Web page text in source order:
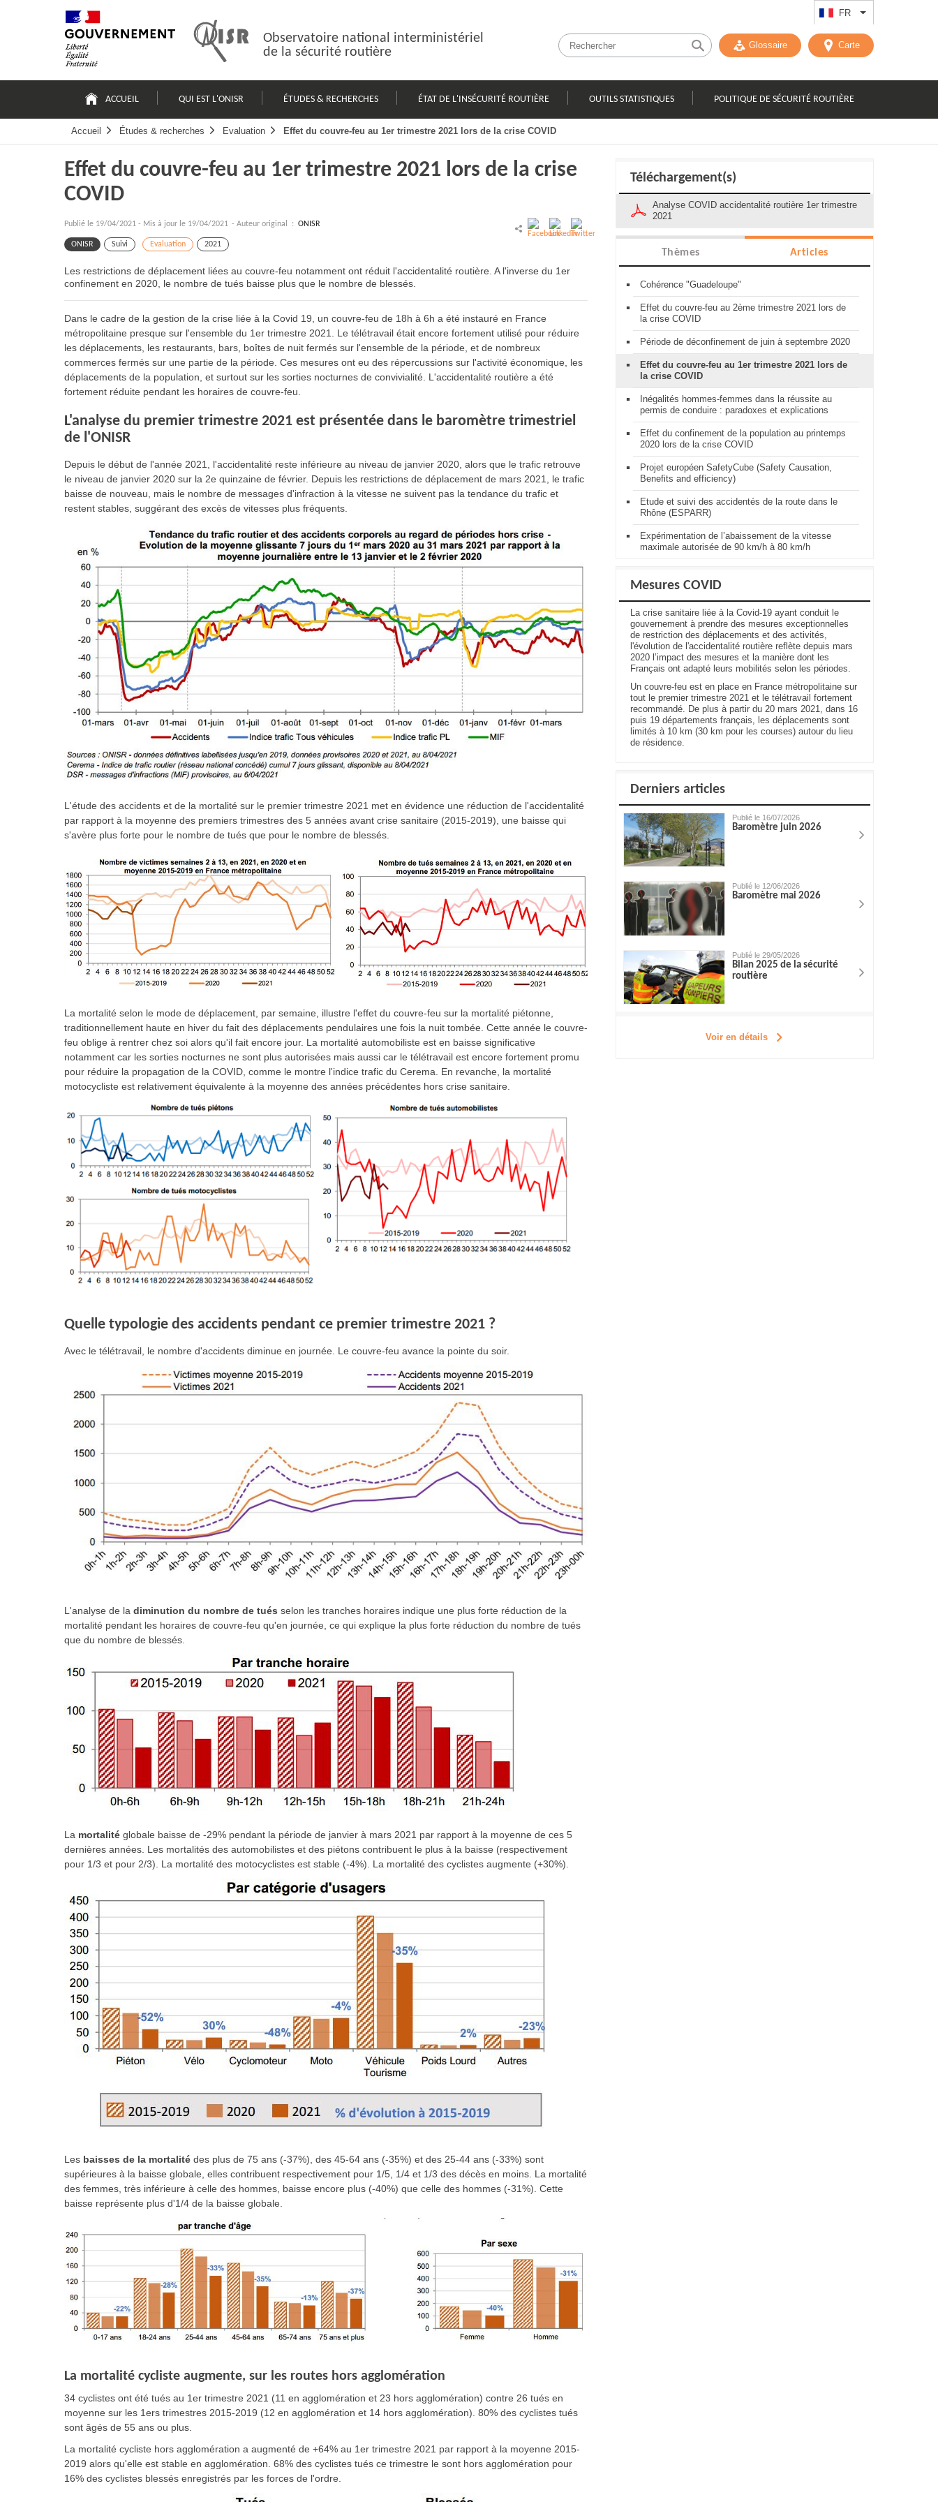
FR Lister les actions
Observatoire national interministériel
de la sécurité routière
Glossaire Carte
principale
ACCUEIL QUI EST L'ONISR ÉTUDES & RECHERCHES ÉTAT DE L'INSÉCURITÉ ROUTIÈRE OUTILS STATISTIQUES POLITIQUE DE SÉCURITÉ ROUTIÈRE
Accueil Études & recherches Evaluation Effet du couvre-feu au 1er trimestre 2021 lors de la crise COVID
Effet du couvre-feu au 1er trimestre 2021 lors de la crise
COVID
Publié le 19/04/2021 - Mis à jour le 19/04/2021 - Auteur original : ONISR
ONISR Suivi Evaluation 2021
Les restrictions de déplacement liées au couvre-feu notamment ont réduit l'accidentalité routière. A l'inverse du 1er
confinement en 2020, le nombre de tués baisse plus que le nombre de blessés.
Dans le cadre de la gestion de la crise liée à la Covid 19, un couvre-feu de 18h à 6h a été instauré en France
métropolitaine presque sur l'ensemble du 1er trimestre 2021. Le télétravail était encore fortement utilisé pour réduire
les déplacements, les restaurants, bars, boîtes de nuit fermés sur l'ensemble de la période, et de nombreux
commerces fermés sur une partie de la période. Ces mesures ont eu des répercussions sur l'activité économique, les
déplacements de la population, et surtout sur les sorties nocturnes de convivialité. L'accidentalité routière a été
fortement réduite pendant les horaires de couvre-feu.
L'analyse du premier trimestre 2021 est présentée dans le baromètre trimestriel
de l'ONISR
Depuis le début de l'année 2021, l'accidentalité reste inférieure au niveau de janvier 2020, alors que le trafic retrouve
le niveau de janvier 2020 sur la 2e quinzaine de février. Depuis les restrictions de déplacement de mars 2021, le trafic
baisse de nouveau, mais le nombre de messages d'infraction à la vitesse ne suivent pas la tendance du trafic et
restent stables, suggérant des excès de vitesses plus fréquents.
L'étude des accidents et de la mortalité sur le premier trimestre 2021 met en évidence une réduction de l'accidentalité
par rapport à la moyenne des premiers trimestres des 5 années avant crise sanitaire (2015-2019), une baisse qui
s'avère plus forte pour le nombre de tués que pour le nombre de blessés.
La mortalité selon le mode de déplacement, par semaine, illustre l'effet du couvre-feu sur la mortalité piétonne,
traditionnellement haute en hiver du fait des déplacements pendulaires une fois la nuit tombée. Cette année le couvre-
feu oblige à rentrer chez soi alors qu'il fait encore jour. La mortalité automobiliste est en baisse significative
notamment car les sorties nocturnes ne sont plus autorisées mais aussi car le télétravail est encore fortement promu
pour réduire la propagation de la COVID, comme le montre l'indice trafic du Cerema. En revanche, la mortalité
motocycliste est relativement équivalente à la moyenne des années précédentes hors crise sanitaire.
Quelle typologie des accidents pendant ce premier trimestre 2021 ?
Avec le télétravail, le nombre d'accidents diminue en journée. Le couvre-feu avance la pointe du soir.
L'analyse de la diminution du nombre de tués selon les tranches horaires indique une plus forte réduction de la
mortalité pendant les horaires de couvre-feu qu'en journée, ce qui explique la plus forte réduction du nombre de tués
que du nombre de blessés.
La mortalité globale baisse de -29% pendant la période de janvier à mars 2021 par rapport à la moyenne de ces 5
dernières années. Les mortalités des automobilistes et des piétons contribuent le plus à la baisse (respectivement
pour 1/3 et pour 2/3). La mortalité des motocyclistes est stable (-4%). La mortalité des cyclistes augmente (+30%).
Les baisses de la mortalité des plus de 75 ans (-37%), des 45-64 ans (-35%) et des 25-44 ans (-33%) sont
supérieures à la baisse globale, elles contribuent respectivement pour 1/5, 1/4 et 1/3 des décès en moins. La mortalité
des femmes, très inférieure à celle des hommes, baisse encore plus (-40%) que celle des hommes (-31%). Cette
baisse représente plus d'1/4 de la baisse globale.
La mortalité cycliste augmente, sur les routes hors agglomération
34 cyclistes ont été tués au 1er trimestre 2021 (11 en agglomération et 23 hors agglomération) contre 26 tués en
moyenne sur les 1ers trimestres 2015-2019 (12 en agglomération et 14 hors agglomération). 80% des cyclistes tués
sont âgés de 55 ans ou plus.
La mortalité cycliste hors agglomération a augmenté de +64% au 1er trimestre 2021 par rapport à la moyenne 2015-
2019 alors qu'elle est stable en agglomération. 68% des cyclistes tués ce trimestre le sont hors agglomération pour
16% des cyclistes blessés enregistrés par les forces de l'ordre.
Téléchargement(s)
Analyse COVID accidentalité routière 1er trimestre
2021
Thèmes Articles
Cohérence "Guadeloupe"
Effet du couvre-feu au 2ème trimestre 2021 lors de
la crise COVID
Période de déconfinement de juin à septembre 2020
Effet du couvre-feu au 1er trimestre 2021 lors de
la crise COVID
Inégalités hommes-femmes dans la réussite au
permis de conduire : paradoxes et explications
Effet du confinement de la population au printemps
2020 lors de la crise COVID
Projet européen SafetyCube (Safety Causation,
Benefits and efficiency)
Etude et suivi des accidentés de la route dans le
Rhône (ESPARR)
Expérimentation de l’abaissement de la vitesse
maximale autorisée de 90 km/h à 80 km/h
Mesures COVID
La crise sanitaire liée à la Covid-19 ayant conduit le
gouvernement à prendre des mesures exceptionnelles
de restriction des déplacements et des activités,
l'évolution de l'accidentalité routière reflète depuis mars
2020 l’impact des mesures et la manière dont les
Français ont adapté leurs mobilités selon les périodes.
Un couvre-feu est en place en France métropolitaine sur
tout le premier trimestre 2021 et le télétravail fortement
recommandé. De plus à partir du 20 mars 2021, dans 16
puis 19 départements français, les déplacements sont
limités à 10 km (30 km pour les courses) autour du lieu
de résidence.
Derniers articles
Publié le 16/07/2026
Baromètre juin 2026
Publié le 12/06/2026
Baromètre mai 2026
Publié le 29/05/2026
Bilan 2025 de la sécurité
routière
Voir en détails